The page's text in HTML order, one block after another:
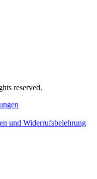
reserved.
und Widerrufsbelehrung